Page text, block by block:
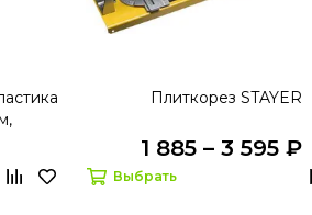
Плиткорез STAYER
1 885 – 3 595 ₽
Выбрать